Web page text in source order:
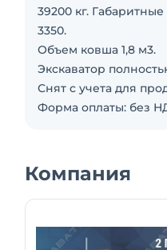
39200 кг.
3350.
Объем ковша 1,8 м3.
Экскаватор
Снят с учета для
Форма оплаты: без
Компания